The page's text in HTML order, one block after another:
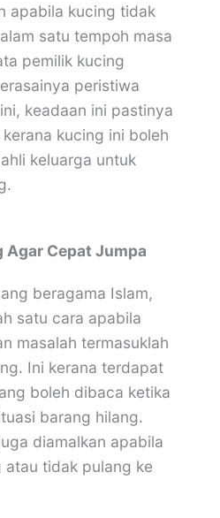
apabila kucing tidak
satu tempoh masa
pemilik kucing
peristiwa
keadaan ini pastinya
kucing ini boleh
keluarga untuk
Agar Cepat Jumpa
beragama Islam,
satu cara apabila
masalah termasuklah
Ini kerana terdapat
boleh dibaca ketika
barang hilang.
diamalkan apabila
atau tidak pulang ke